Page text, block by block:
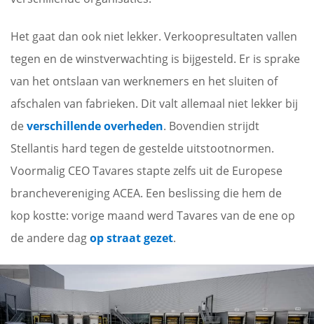
Het gaat dan ook niet lekker. Verkoopresultaten vallen
tegen en de winstverwachting is bijgesteld. Er is sprake
van het ontslaan van werknemers en het sluiten of
afschalen van fabrieken. Dit valt allemaal niet lekker bij
de verschillende overheden. Bovendien strijdt
Stellantis hard tegen de gestelde uitstootnormen.
Voormalig CEO Tavares stapte zelfs uit de Europese
branchevereniging ACEA. Een beslissing die hem de
kop kostte: vorige maand werd Tavares van de ene op
de andere dagop straat gezet.